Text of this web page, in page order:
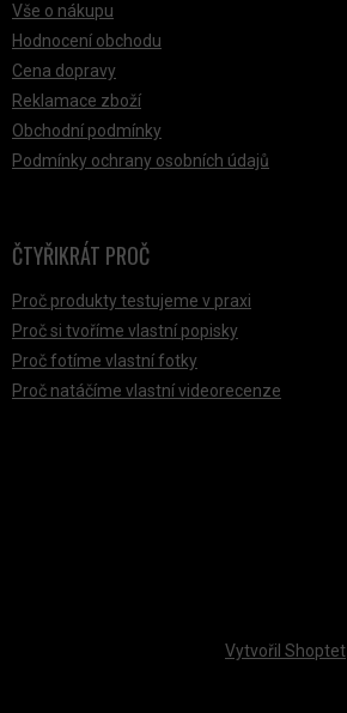
Vše o nákupu
Hodnocení obchodu
Cena dopravy
Reklamace zboží
Obchodní podmínky
Podmínky ochrany osobních údajů
ČTYŘIKRÁT PROČ
Proč produkty testujeme v praxi
Proč si tvoříme vlastní popisky
Proč fotíme vlastní fotky
Proč natáčíme vlastní videorecenze
Vytvořil Shoptet